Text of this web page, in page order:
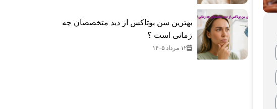
بهترین سن بوتاکس از دید متخصصان چه
زمانی است ؟
۱۲ مرداد ۱۴۰۵